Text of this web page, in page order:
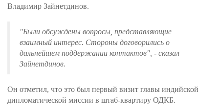
Владимир Зайнетдинов.
"Были обсуждены вопросы, представляющие
взаимный интерес. Стороны договорились о
дальнейшем поддержании контактов", - сказал
Зайнетдинов.
Он отметил, что это был первый визит главы индийской
дипломатической миссии в штаб-квартиру ОДКБ.